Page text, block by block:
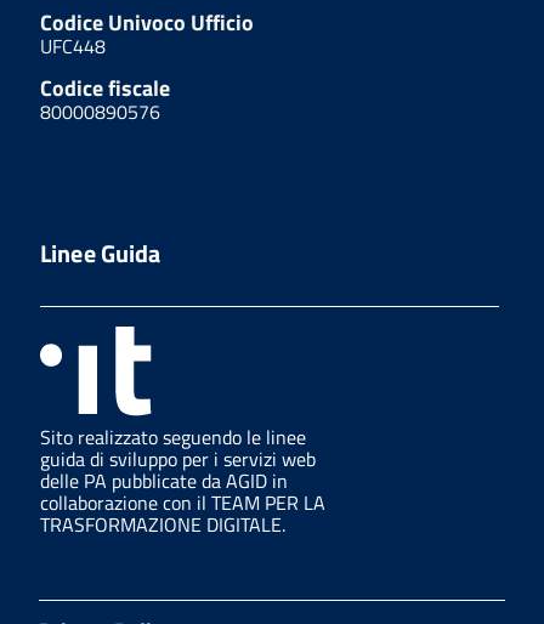
Codice Univoco Ufficio
UFC448
Codice fiscale
80000890576
Linee Guida
Sito realizzato seguendo le linee
guida di sviluppo per i servizi web
delle PA pubblicate da AGID in
collaborazione con il TEAM PER LA
TRASFORMAZIONE DIGITALE.